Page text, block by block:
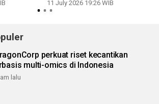
11 July 2026 19:26 WIB
perkuat riset kecantikan
multi-omics di Indonesia
lalu